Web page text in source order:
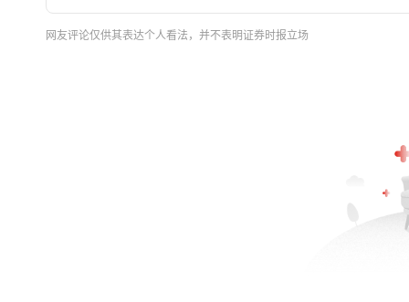
网友评论仅供其表达个人看法，并不表明证券时报立场